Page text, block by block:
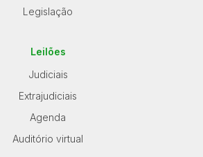
Legislação
Leilões
Judiciais
Extrajudiciais
Agenda
Auditório virtual